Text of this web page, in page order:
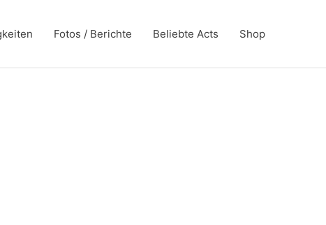
Fotos / Berichte Beliebte Acts Shop